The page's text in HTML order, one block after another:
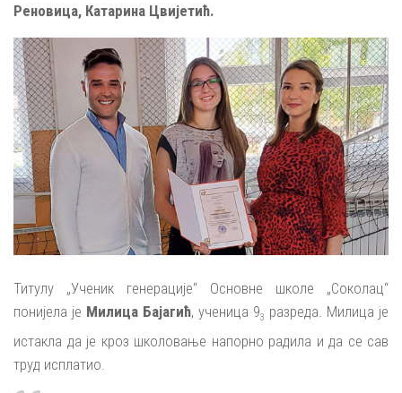
Реновица, Катарина Цвијетић.
Титулу „Ученик генерације“ Основне школе „Соколац“
понијела је Милица Бајагић, ученица 93 разреда. Милица је
истакла да је кроз школовање напорно радила и да се сав
труд исплатио.